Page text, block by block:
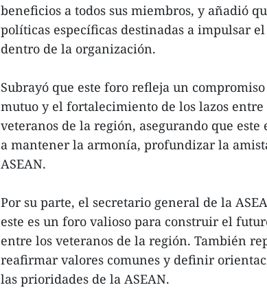
beneficios a todos sus miembros, y añadió
políticas específicas destinadas a impulsar
dentro de la organización.
Subrayó que este foro refleja un
mutuo y el fortalecimiento de los lazos entre
veteranos de la región, asegurando que
a mantener la armonía, profundizar la
ASEAN.
Por su parte, el secretario general de la
este es un foro valioso para construir el
entre los veteranos de la región. También
reafirmar valores comunes y definir
las prioridades de la ASEAN.